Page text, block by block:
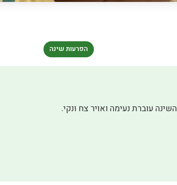
הפרעות שינה
עוברת נעימה ואויר צח ונקי.